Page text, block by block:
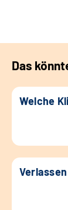
Das
Welche